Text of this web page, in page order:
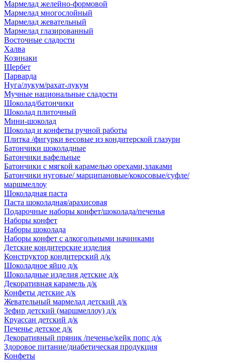
Мармелад желейно-формовой
Мармелад многослойный
Мармелад жевательный
Мармелад глазированный
Восточные сладости
Халва
Козинаки
Щербет
Парварда
Нуга/лукум/рахат-лукум
Мучные национальные сладости
Шоколад/батончики
Шоколад плиточный
Мини-шоколад
Шоколад и конфеты ручной работы
Плитка /фигурки весовые из кондитерской глазури
Батончики шоколадные
Батончики вафельные
Батончики с мягкой карамелью орехами,злаками
Батончики нуговые/ марципановые/кокосовые/суфле/
маршмеллоу
Шоколадная паста
Паста шоколадная/арахисовая
Подарочные наборы конфет/шоколада/печенья
Наборы конфет
Наборы шоколада
Наборы конфет с алкогольными начинками
Детские кондитерские изделия
Конструктор кондитерский д/к
Шоколадное яйцо д/к
Шоколадные изделия детские д/к
Декоративная карамель д/к
Конфеты детские д/к
Жевательный мармелад детский д/к
Зефир детский (маршмеллоу) д/к
Круассан детский д/к
Печенье детское д/к
Декоративный пряник /печенье/кейк попс д/к
Здоровое питание/диабетическая продукция
Конфеты